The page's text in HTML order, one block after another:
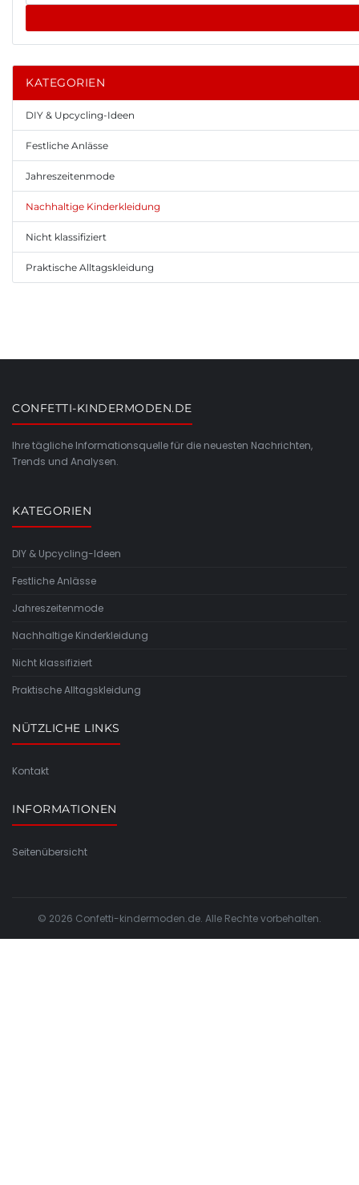
KATEGORIEN
DIY & Upcycling-Ideen
Festliche Anlässe
Jahreszeitenmode
Nachhaltige Kinderkleidung
Nicht klassifiziert
Praktische Alltagskleidung
CONFETTI-KINDERMODEN.DE
Ihre tägliche Informationsquelle für die neuesten Nachrichten,
Trends und Analysen.
KATEGORIEN
DIY & Upcycling-Ideen
Festliche Anlässe
Jahreszeitenmode
Nachhaltige Kinderkleidung
Nicht klassifiziert
Praktische Alltagskleidung
NÜTZLICHE LINKS
Kontakt
INFORMATIONEN
Seitenübersicht
© 2026 Confetti-kindermoden.de. Alle Rechte vorbehalten.